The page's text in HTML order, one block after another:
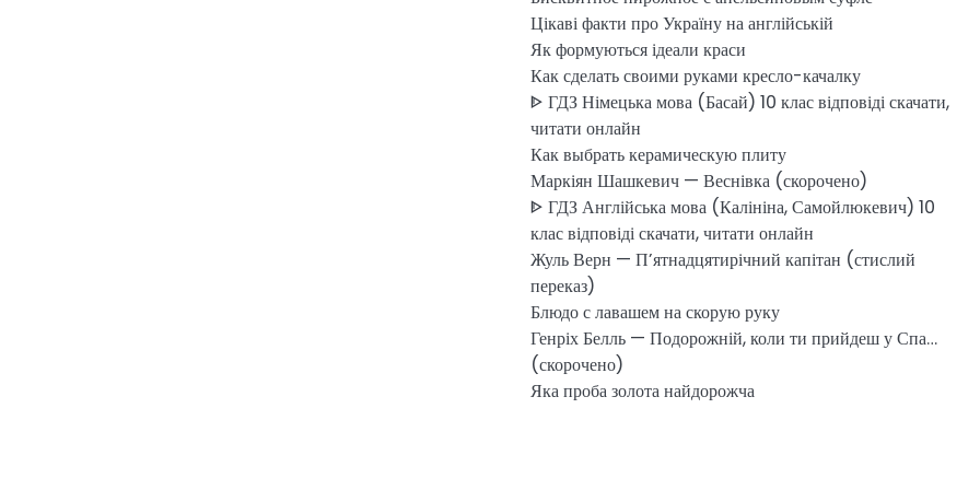
Цікаві факти про Україну на англійській
Як формуються ідеали краси
Как сделать своими руками кресло-качалку
ᐈ ГДЗ Німецька мова (Басай) 10 клас відповіді скачати,
читати онлайн
Как выбрать керамическую плиту
Маркіян Шашкевич — Веснівка (скорочено)
ᐈ ГДЗ Англійська мова (Калініна, Самойлюкевич) 10
клас відповіді скачати, читати онлайн
Жуль Верн — П’ятнадцятирічний капітан (стислий
переказ)
Блюдо с лавашем на скорую руку
Генріх Белль — Подорожній, коли ти прийдеш у Спа…
(скорочено)
Яка проба золота найдорожча